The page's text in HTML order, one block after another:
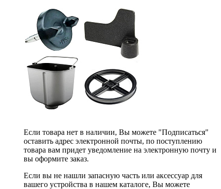
Если товара нет в наличии, Вы можете "Подписаться"
оставить адрес электронной почты, по поступлению
товара вам придет уведомление на электронную почту и
вы оформите заказ.
Если вы не нашли запасную часть или аксессуар для
вашего устройства в нашем каталоге, Вы можете